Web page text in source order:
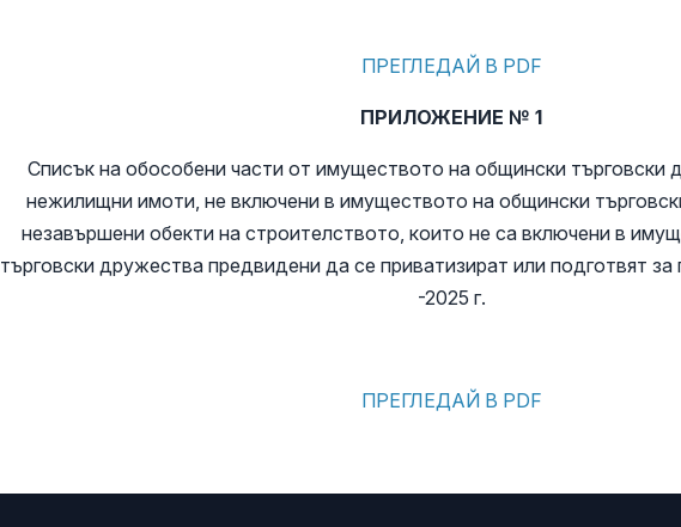
ПРЕГЛЕДАЙ В PDF
ПРИЛОЖЕНИЕ № 1
Списък на обособени части от имуществото на общински търговски
нежилищни имоти, не включени в имуществото на общински
незавършени обекти на строителството, които не са включени в
търговски дружества предвидени да се приватизират или подготвят за
-2025 г.
ПРЕГЛЕДАЙ В PDF